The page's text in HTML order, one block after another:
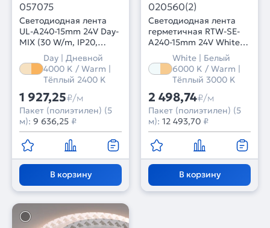
057075
Светодиодная лента
UL-A240-15mm 24V Day-
MIX (30 W/m, IP20,
2835, 5m) (Arlight,
Изменяемая ЦТ)
Day | Дневной
4000 K / Warm |
Тёплый 2400 K
1 927,25₽/м
Пакет (полиэтилен) (5
м): 9 636,25 ₽
В корзину
020560(2)
Светодиодная лента
герметичная RTW-SE-
A240-15mm 24V White-
MIX (19.2 W/m, IP65,
2835, 5m) (Arlight,
Изменяемая ЦТ)
White | Белый
6000 K / Warm |
Тёплый 3000 K
2 498,74₽/м
Пакет (полиэтилен) (5
м): 12 493,70 ₽
В корзину